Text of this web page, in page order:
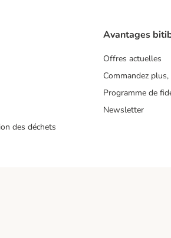
des déchets
Avantages
Offres actuelles
Commandez
Programme de
Newsletter